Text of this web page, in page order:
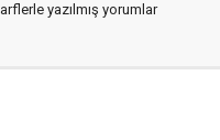
yazılmış yorumlar